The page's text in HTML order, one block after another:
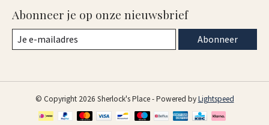
Abonneer je op onze nieuwsbrief
Abonneer
© Copyright 2026 Sherlock's Place - Powered byLightspeed